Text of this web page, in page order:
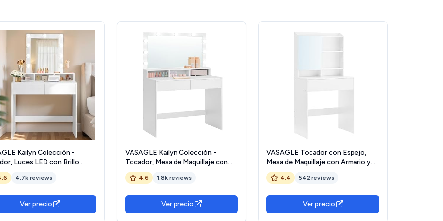
Kailyn Colección -
Luces LED con Brillo
Mesa de Maquillaje con
2 Cajones y 3
The Forest
Council
4.7k reviews
Ver precio
VASAGLE Kailyn Colección -
Tocador, Mesa de Maquillaje con
Espejo y Luces LED con Brillo
Ajustable, 2 Cajones y 3
Nube RDT120T10
4.6 1.8k reviews
Ver precio
VASAGLE Tocador con Espejo,
Mesa de Maquillaje con Armario y
cajón con Espejo, Estantes
Ajustables, Estilo Moderno, 70 x
4.4 542 reviews
Ver precio